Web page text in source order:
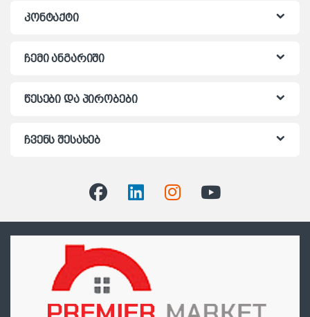
კონტაქტი
ჩემი ანგარიში
წესები და პირობები
ჩვენს შესახებ